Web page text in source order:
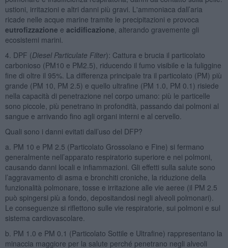
ustioni, irritazioni e altri danni più gravi. L'ammoniaca dall’aria
ricade nelle acque marine tramite le precipitazioni e provoca
eutrofizzazione e acidificazione , alterando gravemente gli
ecosistemi marini.
4. DPF (Diesel Particulate Filter): Cattura e brucia il particolato
carbonioso (PM10 e PM2.5), riducendo il fumo visibile e la fuliggine
fine di oltre il 95%. La differenza principale tra il particolato (PM) più
grande (PM 10, PM 2.5) e quello ultrafine (PM 1.0, PM 0.1) risiede
nella capacità di penetrazione nel corpo umano: più le particelle
sono piccole, più penetrano in profondità, passando dai polmoni al
sangue e arrivando fino agli organi interni e al cervello.
Quali sono i danni evitati dall’uso del DFP?
a. PM 10 e PM 2.5 (Particolato Grossolano e Fine) si fermano
generalmente nell’apparato respiratorio superiore e nei polmoni,
causando danni locali e infiammazioni. Gli effetti sulla salute sono
l’aggravamento di asma e bronchiti croniche, la riduzione della
funzionalità polmonare, tosse e irritazione alle vie aeree (il PM 2.5
può spingersi più a fondo, depositandosi negli alveoli polmonari).
Le conseguenze si riflettono sulle vie respiratorie, sui polmoni e sul
sistema cardiovascolare.
b. PM 1.0 e PM 0.1 (Particolato Sottile e Ultrafine) rappresentano la
minaccia maggiore per la salute perché penetrano negli alveoli